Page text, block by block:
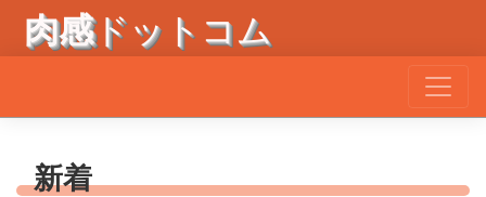
肉感ドットコム
新着